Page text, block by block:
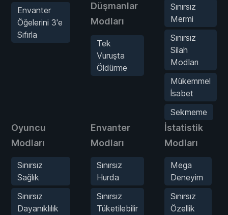
Envanter
Öğelerini 3'e
Sıfırla
Düşmanlar
Modları
Tek
Vuruşta
Öldürme
Sınırsız
Mermi
Sınırsız
Silah
Modları
Mükemmel
İsabet
Sekmeme
Oyuncu
Modları
Sınırsız
Sağlık
Sınırsız
Dayanıklılık
Envanter
Modları
Sınırsız
Hurda
Sınırsız
Tüketilebilir
İstatistik
Modları
Mega
Deneyim
Sınırsız
Özellik